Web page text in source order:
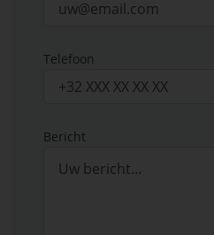
Telefoon
Bericht